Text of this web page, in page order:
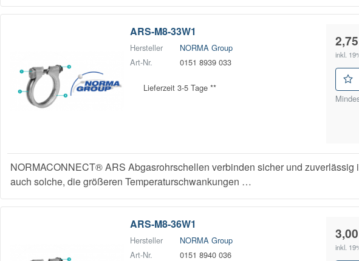
ARS-M8-33W1
Hersteller
NORMA Group
Art-Nr.
0151 8939 033
Lieferzeit 3-5 Tage **
inkl.
NORMACONNECT® ARS Abgasrohrschellen verbinden sicher und zuverlässig
auch solche, die größeren Temperaturschwankungen …
ARS-M8-36W1
Hersteller
NORMA Group
Art-Nr.
0151 8940 036
inkl.